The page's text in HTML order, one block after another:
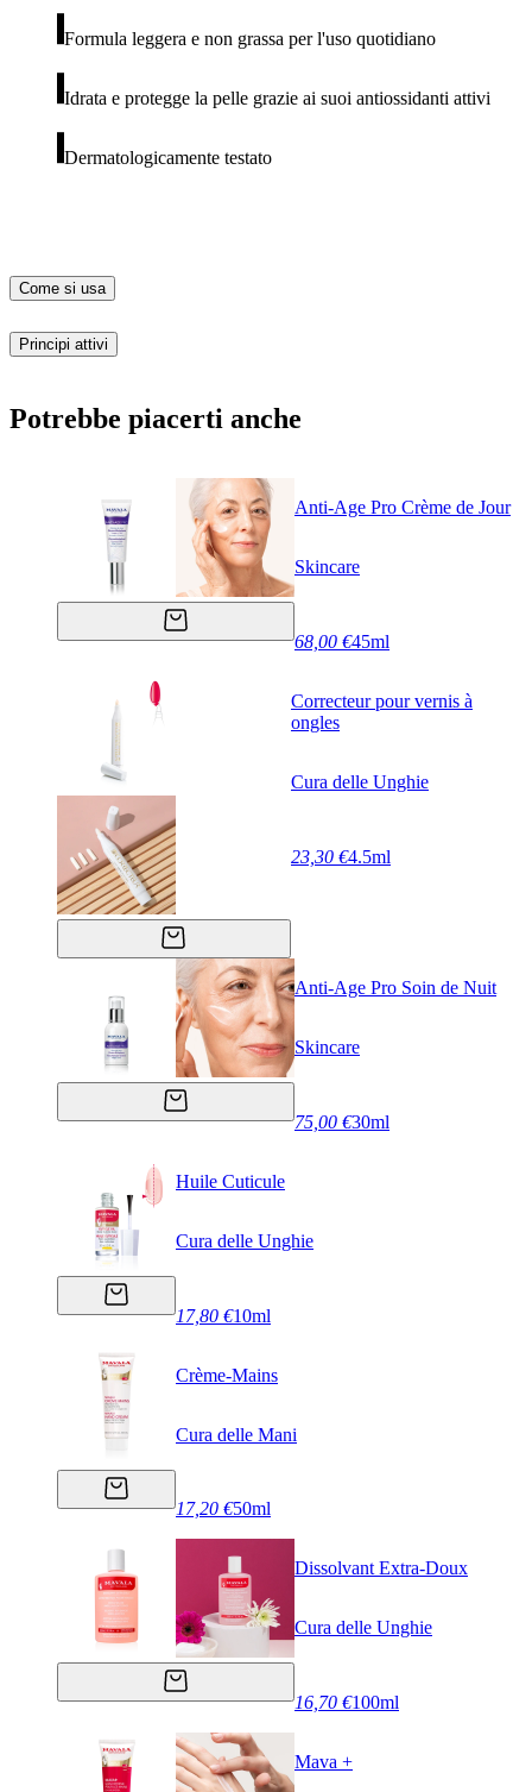
Formula leggera e non grassa per l'uso quotidiano
Idrata e protegge la pelle grazie ai suoi antiossidanti attivi
Dermatologicamente testato
Come si usa
Principi attivi
Potrebbe piacerti anche
Anti-Age Pro Crème de Jour
Skincare
68,00 €45ml
Correcteur pour vernis à
ongles
Cura delle Unghie
23,30 €4.5ml
Anti-Age Pro Soin de Nuit
Skincare
75,00 €30ml
Huile Cuticule
Cura delle Unghie
17,80 €10ml
Crème-Mains
Cura delle Mani
17,20 €50ml
Dissolvant Extra-Doux
Cura delle Unghie
16,70 €100ml
Mava +